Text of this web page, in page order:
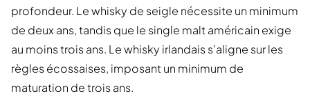
profondeur. Le whisky de seigle nécessite un minimum
de deux ans, tandis que le single malt américain exige
au moins trois ans. Le whisky irlandais s'aligne sur les
règles écossaises, imposant un minimum de
maturation de trois ans.